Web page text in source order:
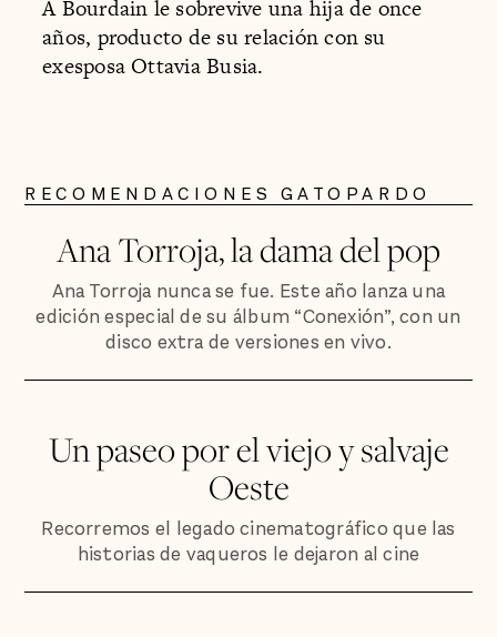
A Bourdain le sobrevive una hija de once
años, producto de su relación con su
exesposa Ottavia Busia.
RECOMENDACIONES GATOPARDO
Ana Torroja, la dama del pop
Ana Torroja nunca se fue. Este año lanza una
edición especial de su álbum “Conexión”, con un
disco extra de versiones en vivo.
Un paseo por el viejo y salvaje
Oeste
Recorremos el legado cinematográfico que las
historias de vaqueros le dejaron al cine